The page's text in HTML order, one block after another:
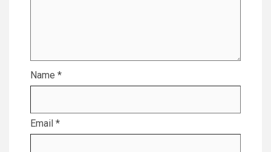
Name *
Email *